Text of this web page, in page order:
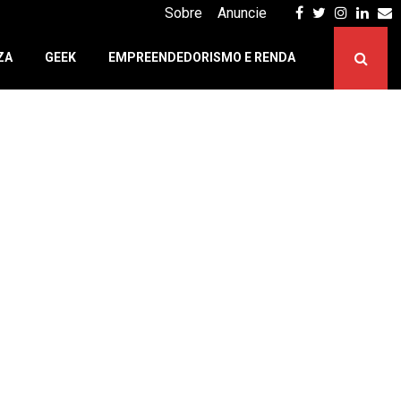
Facebook
Twitter
Sobre Anuncie
GEEK EMPREENDEDORISMO E RENDA